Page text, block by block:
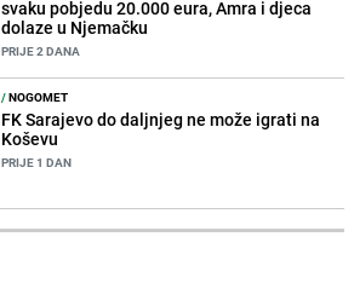
svaku pobjedu 20.000 eura, Amra i djeca
dolaze u Njemačku
PRIJE 2 DANA
/NOGOMET
FK Sarajevo do daljnjeg ne može igrati na
Koševu
PRIJE 1 DAN